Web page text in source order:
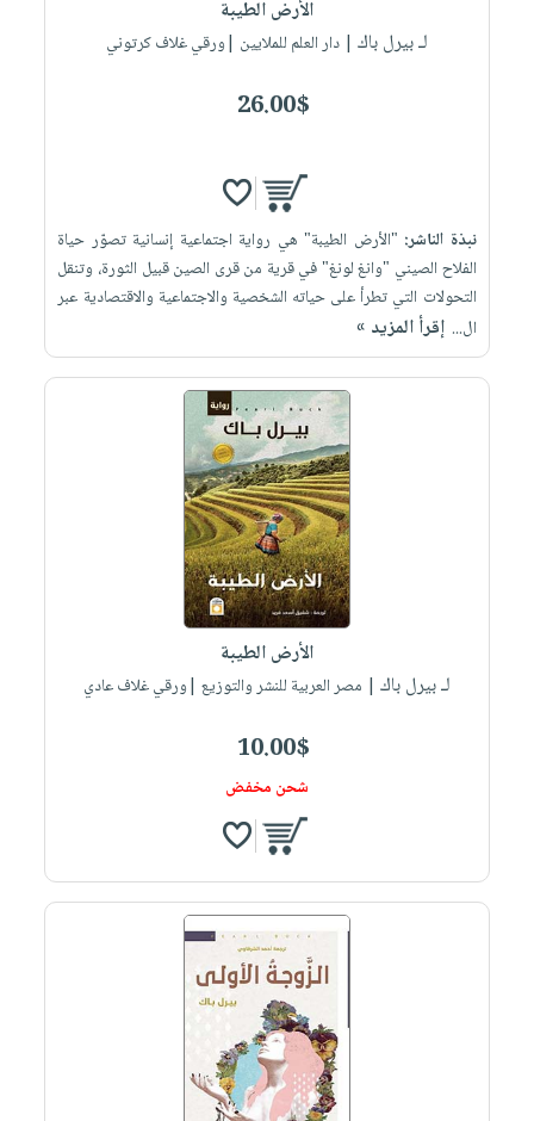
الأرض الطيبة
لـ بيرل باك | دار العلم للملايين |ورقي غلاف كرتوني
26.00$
نبذة الناشر: "الأرض الطيبة" هي رواية اجتماعية إنسانية تصوّر حياة
الفلاح الصيني "وانغ لونغ" في قرية من قرى الصين قبيل الثورة، وتنقل
التحولات التي تطرأ على حياته الشخصية والاجتماعية والاقتصادية عبر
ال... إقرأ المزيد »
الأرض الطيبة
لـ بيرل باك | مصر العربية للنشر والتوزيع |ورقي غلاف عادي
10.00$
شحن مخفض